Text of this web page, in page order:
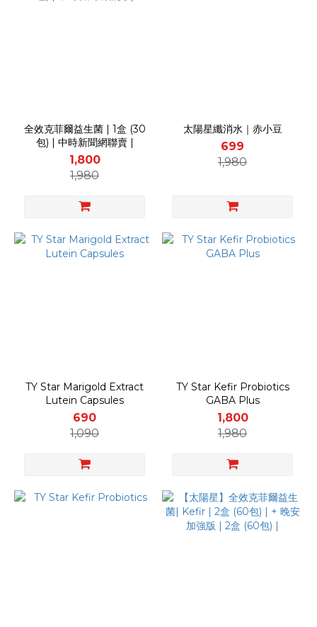
全效克菲爾益生菌 | 1盒 (30
包) | 中時新聞網聯賣 |
1,800
1,980
太陽星纖消水｜赤小豆
699
1,980
TY Star Marigold Extract
Lutein Capsules
690
1,090
TY Star Kefir Probiotics
GABA Plus
1,800
1,980